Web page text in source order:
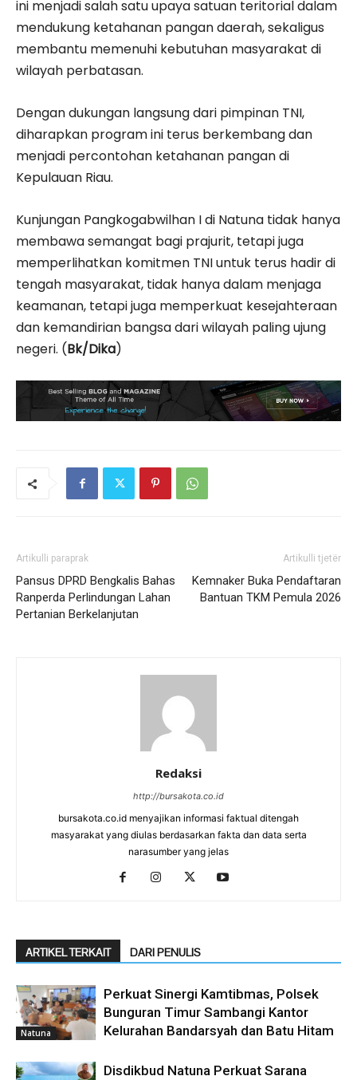
ini menjadi salah satu upaya satuan teritorial dalam
mendukung ketahanan pangan daerah, sekaligus
membantu memenuhi kebutuhan masyarakat di
wilayah perbatasan.
Dengan dukungan langsung dari pimpinan TNI,
diharapkan program ini terus berkembang dan
menjadi percontohan ketahanan pangan di
Kepulauan Riau.
Kunjungan Pangkogabwilhan I di Natuna tidak hanya
membawa semangat bagi prajurit, tetapi juga
memperlihatkan komitmen TNI untuk terus hadir di
tengah masyarakat, tidak hanya dalam menjaga
keamanan, tetapi juga memperkuat kesejahteraan
dan kemandirian bangsa dari wilayah paling ujung
negeri. (Bk/Dika)
Artikulli paraprak
Pansus DPRD Bengkalis Bahas
Ranperda Perlindungan Lahan
Pertanian Berkelanjutan
Artikulli tjetër
Kemnaker Buka Pendaftaran
Bantuan TKM Pemula 2026
Redaksi
http://bursakota.co.id
bursakota.co.id menyajikan informasi faktual ditengah
masyarakat yang diulas berdasarkan fakta dan data serta
narasumber yang jelas
ARTIKEL TERKAIT DARI PENULIS
Natuna
Perkuat Sinergi Kamtibmas, Polsek
Bunguran Timur Sambangi Kantor
Kelurahan Bandarsyah dan Batu Hitam
Disdikbud Natuna Perkuat Sarana